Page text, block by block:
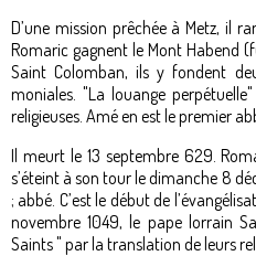
D’une mission prêchée à Metz, il
Romaric gagnent le Mont Habend
Saint Colomban, ils y fondent
moniales. "La louange
religieuses. Amé en est le premier
Il meurt le 13 septembre 629.
s’éteint à son tour le dimanche 8
; abbé. C’est le début de
novembre 1049, le pape lorrain
Saints " par la translation de leurs